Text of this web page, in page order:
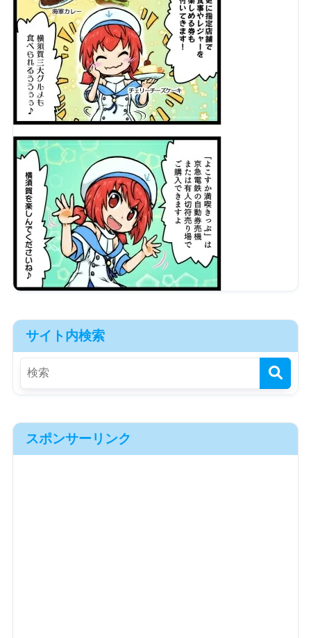
サイト内検索
スポンサーリンク